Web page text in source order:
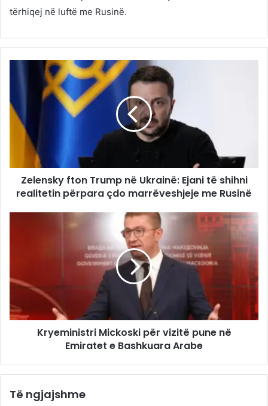
tërhiqej në luftë me Rusinë.
Zelensky fton Trump në Ukrainë: Ejani të shihni
realitetin përpara çdo marrëveshjeje me Rusinë
Kryeministri Mickoski për vizitë pune në
Emiratet e Bashkuara Arabe
Të ngjajshme